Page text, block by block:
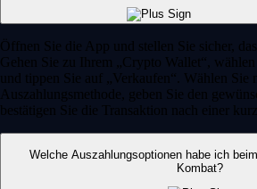
Öffnen Sie die App und stellen Sie sicher,
Gehen Sie zu Ihrem „Crypto Wallet“,
und tippen Sie auf „Verkaufen“. Wählen Sie
Auszahlungsmethode, geben Sie den
bestätigen Sie die Transaktion nach einer
Welche Auszahlungsoptionen habe ich
Kombat?